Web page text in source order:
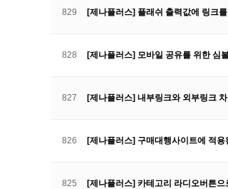
829 [제나플러스] 플래쉬 출력값에 링크
828 [제나플러스] 모바일 공유를 위한 심
827 [제나플러스] 내부링크와 외부링크 차
826 [제나플러스] 구매대행사이트에 적
825 [제나플러스] 카테고리 라디오버튼으